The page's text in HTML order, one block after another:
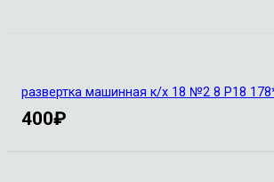
развертка машинная к/х 18 №2 8 Р18
400₽